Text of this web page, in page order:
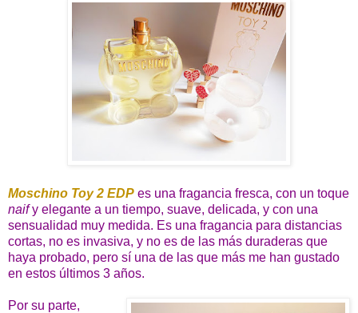
Moschino Toy 2 EDP es una fragancia fresca, con un toque
naify elegante a un tiempo, suave, delicada, y con una
sensualidad muy medida. Es una fragancia para distancias
cortas, no es invasiva, y no es de las más duraderas que
haya probado, pero sí una de las que más me han gustado
en estos últimos 3 años.
Por su parte,